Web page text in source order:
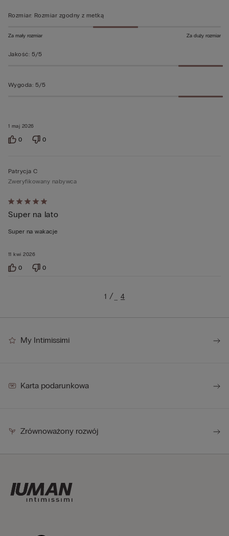
1 maj 2026
Rozmiar: Rozmiar zgodny z metką
Za mały rozmiar Za duży rozmiar
Jakość: 5/5
Wygoda: 5/5
0 0
Ocena
5
z
11 kwi 2026
Patrycja C
Zweryfikowany nabywca
Super na lato
Super na wakacje
0 0
1 … 4
My Intimissimi
Karta podarunkowa
Zrównoważony rozwój